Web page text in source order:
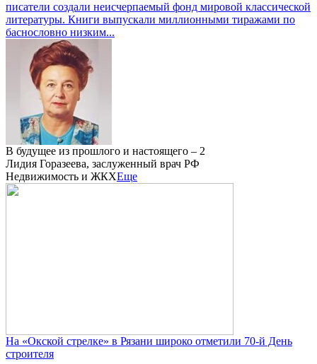
писатели создали неисчерпаемый фонд мировой классической
литературы. Книги выпускали миллионными тиражами по
баснословно низким...
В будущее из прошлого и настоящего – 2
Лидия Горазеева, заслуженный врач РФ
Недвижимость и ЖКХЕще
На «Окской стрелке» в Рязани широко отметили 70-й День
строителя